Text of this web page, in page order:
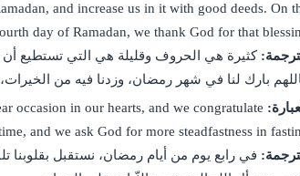
and increase us in it with good deeds. On
day of Ramadan, we thank God for that
كثيرة هي الحروف وقليلة هي التي تستطيع أن
بارك لنا في شهر رمضان، وزدنا فيه من
occasion in our hearts, and we congratulate
and we ask God for more steadfastness in
في رابع يوم من أيام رمضان، نستقبل بقلوبنا